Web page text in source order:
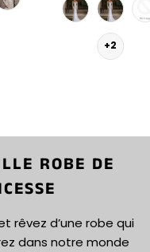
+2
ROBE DE
rêvez d’une robe qui
dans notre monde